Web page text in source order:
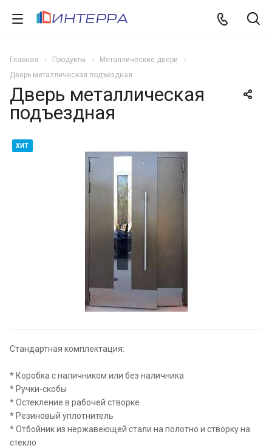
Главная Продукты
Металлические двери
Дверь металлическая подъездная
Дверь металлическая
подъездная
ХИТ
Стандартная комплектация:
* Коробка с наличником или без наличника
* Ручки-скобы
* Остекление в рабочей створке
* Резиновый уплотнитель
* Отбойник из нержавеющей стали на полотно и створку на
стекло